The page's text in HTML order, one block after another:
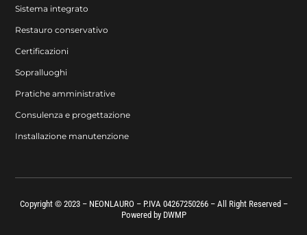
Sistema integrato
Restauro conservativo
Certificazioni
Sopralluoghi
Pratiche amministrative
Consulenza e progettazione
Installazione manutenzione
Copyright © 2023 – NEONLAURO – P.IVA 04267250266 – All Right Reserved –
Powered by DWMP